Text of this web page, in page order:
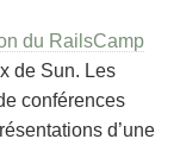
du RailsCamp
de Sun. Les
conférences
d’une